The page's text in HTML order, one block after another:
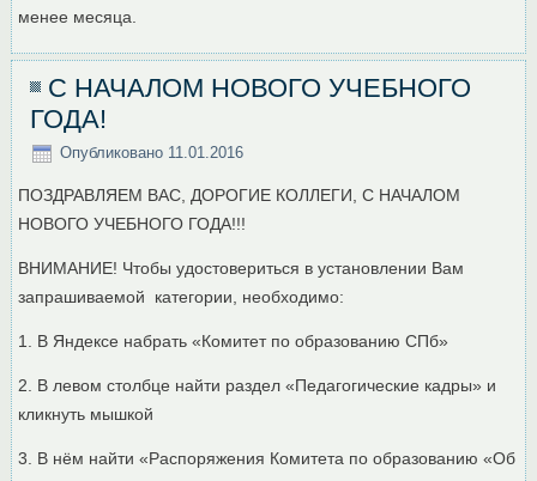
менее месяца.
С НАЧАЛОМ НОВОГО УЧЕБНОГО
ГОДА!
Опубликовано 11.01.2016
ПОЗДРАВЛЯЕМ ВАС, ДОРОГИЕ КОЛЛЕГИ, С НАЧАЛОМ
НОВОГО УЧЕБНОГО ГОДА!!!
ВНИМАНИЕ! Чтобы удостовериться в установлении Вам
запрашиваемой категории, необходимо:
1. В Яндексе набрать «Комитет по образованию СПб»
2. В левом столбце найти раздел «Педагогические кадры» и
кликнуть мышкой
3. В нём найти «Распоряжения Комитета по образованию «Об